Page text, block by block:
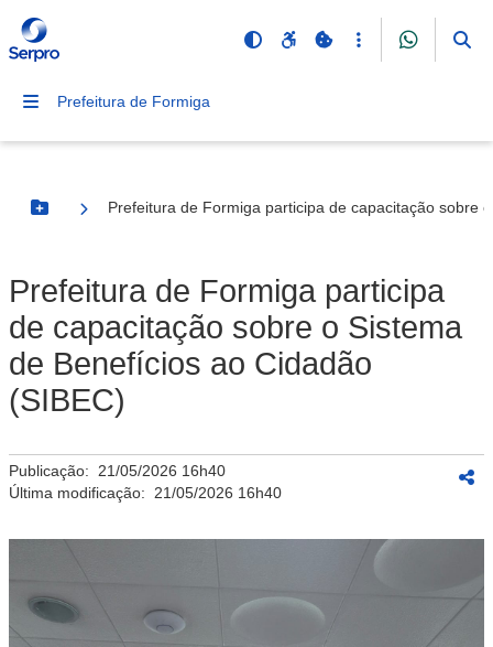
Prefeitura de Formiga
Botão Menu
Prefeitura de Formiga participa de capacitação sobre
Prefeitura de Formiga participa
de capacitação sobre o Sistema
de Benefícios ao Cidadão
(SIBEC)
Publicação: 21/05/2026 16h40
Última modificação: 21/05/2026 16h40